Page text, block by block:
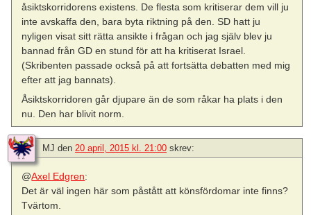
åsiktskorridorens existens. De flesta som kritiserar dem vill ju
inte avskaffa den, bara byta riktning på den. SD hatt ju
nyligen visat sitt rätta ansikte i frågan och jag själv blev ju
bannad från GD en stund för att ha kritiserat Israel.
(Skribenten passade också på att fortsätta debatten med mig
efter att jag bannats).
Åsiktskorridoren går djupare än de som råkar ha plats i den
nu. Den har blivit norm.
MJ den 20 april, 2015 kl. 21:00 skrev:
@Axel Edgren:
Det är väl ingen här som påstått att könsfördomar inte finns?
Tvärtom.